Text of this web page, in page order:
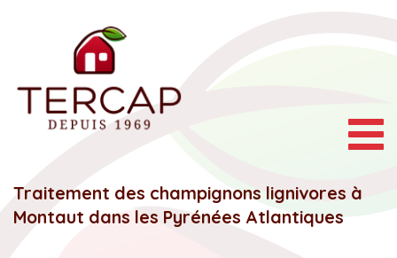
Traitement des champignons lignivores à
Montaut dans les Pyrénées Atlantiques